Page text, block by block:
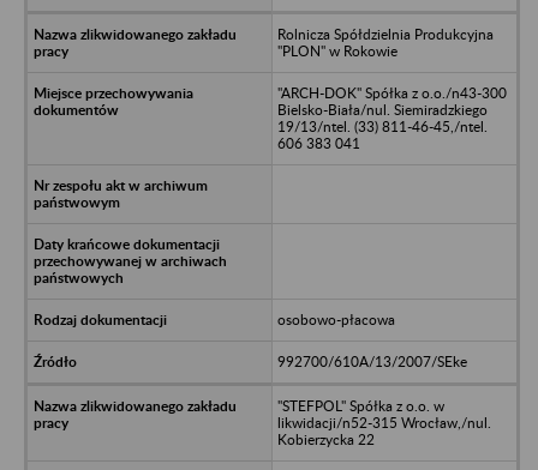
Rolnicza Spółdzielnia Produkcyjna
"PLON" w Rokowie
"ARCH-DOK" Spółka z o.o./n43-300
Bielsko-Biała/nul. Siemiradzkiego
19/13/ntel. (33) 811-46-45,/ntel.
606 383 041
osobowo-płacowa
992700/610A/13/2007/SEke
"STEFPOL" Spółka z o.o. w
likwidacji/n52-315 Wrocław,/nul.
Kobierzycka 22